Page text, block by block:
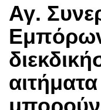
Αγ.